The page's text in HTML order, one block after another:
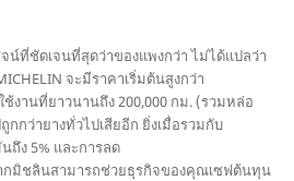
ที่ชัดเจนที่สุดว่าของแพงกว่า ไม่ได้แปลว่า
จะมีราคาเริ่มต้นสูงกว่า
ช้งานที่ยาวนานถึง 200,000 กม. (รวมหล่อ
กว่ายางทั่วไปเสียอีก ยิ่งเมื่อรวมกับ
ถึง 5% และการลด
กมิชลินสามารถช่วยธุรกิจของคุณเซฟต้นทุน